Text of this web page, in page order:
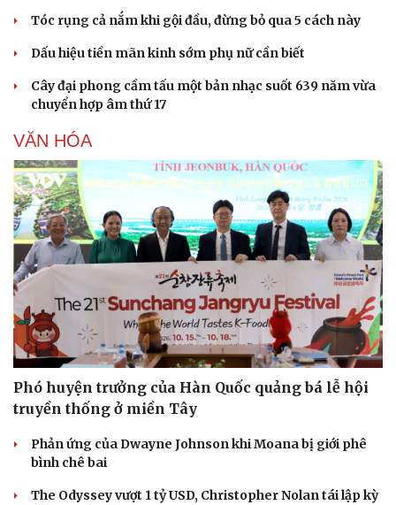
Doanh nghiệp 24h
Vì cộng đồng
Tin Công nghệ
Chuyển đổi số
Tóc rụng cả nắm khi gội đầu, đừng bỏ qua 5 cách này
Dấu hiệu tiền mãn kinh sớm phụ nữ cần biết
Cây đại phong cầm tấu một bản nhạc suốt 639 năm vừa
chuyển hợp âm thứ 17
VĂN HÓA
Phó huyện trưởng của Hàn Quốc quảng bá lễ hội
truyền thống ở miền Tây
Phản ứng của Dwayne Johnson khi Moana bị giới phê
bình chê bai
The Odyssey vượt 1 tỷ USD, Christopher Nolan tái lập kỳ